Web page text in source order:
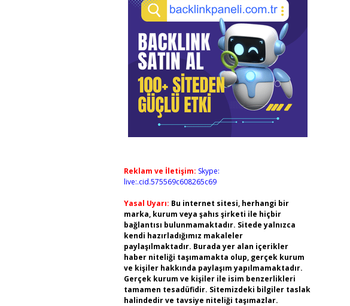
Reklam ve İletişim: Skype:
live:.cid.575569c608265c69
Yasal Uyarı: Bu internet sitesi, herhangi bir
marka, kurum veya şahıs şirketi ile hiçbir
bağlantısı bulunmamaktadır. Sitede yalnızca
kendi hazırladığımız makaleler
paylaşılmaktadır. Burada yer alan içerikler
haber niteliği taşımamakta olup, gerçek kurum
ve kişiler hakkında paylaşım yapılmamaktadır.
Gerçek kurum ve kişiler ile isim benzerlikleri
tamamen tesadüfidir. Sitemizdeki bilgiler taslak
halindedir ve tavsiye niteliği taşımazlar.